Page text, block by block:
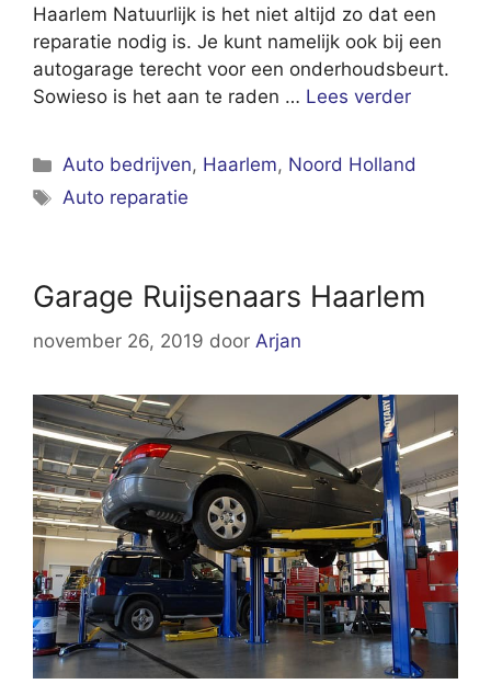
Haarlem Natuurlijk is het niet altijd zo dat een
reparatie nodig is. Je kunt namelijk ook bij een
autogarage terecht voor een onderhoudsbeurt.
Sowieso is het aan te raden … Lees verder
Categorieën
Auto bedrijven, Haarlem, Noord Holland
Tags
Auto reparatie
Garage Ruijsenaars Haarlem
november 26, 2019 door Arjan